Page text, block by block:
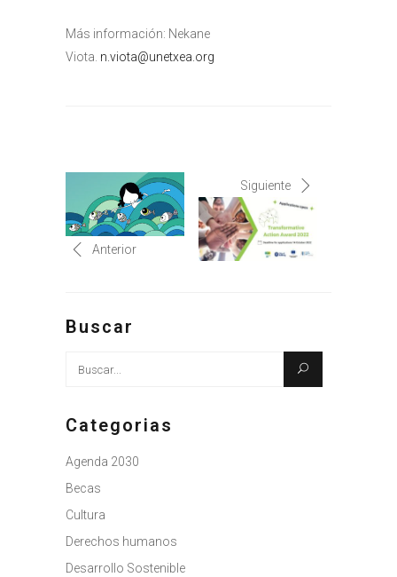
Más información: Nekane
Viota. n.viota@unetxea.org
Anterior
Siguiente
Buscar
Busque:
Categorias
Agenda 2030
Becas
Cultura
Derechos humanos
Desarrollo Sostenible